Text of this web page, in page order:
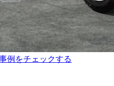
例をチェックする